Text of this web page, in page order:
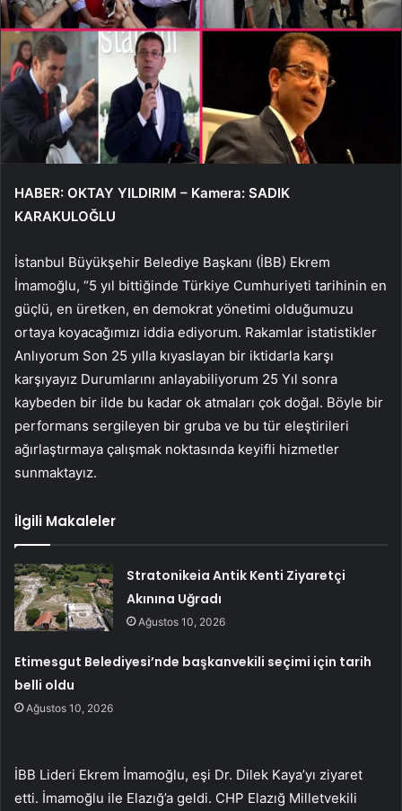
HABER: OKTAY YILDIRIM – Kamera: SADIK
KARAKULOĞLU
İstanbul Büyükşehir Belediye Başkanı (İBB) Ekrem
İmamoğlu, “5 yıl bittiğinde Türkiye Cumhuriyeti tarihinin en
güçlü, en üretken, en demokrat yönetimi olduğumuzu
ortaya koyacağımızı iddia ediyorum. Rakamlar istatistikler
Anlıyorum Son 25 yılla kıyaslayan bir iktidarla karşı
karşıyayız Durumlarını anlayabiliyorum 25 Yıl sonra
kaybeden bir ilde bu kadar ok atmaları çok doğal. Böyle bir
performans sergileyen bir gruba ve bu tür eleştirileri
ağırlaştırmaya çalışmak noktasında keyifli hizmetler
sunmaktayız.
İlgili Makaleler
Stratonikeia Antik Kenti Ziyaretçi
Akınına Uğradı
Ağustos 10, 2026
Etimesgut Belediyesi’nde başkanvekili seçimi için tarih
belli oldu
Ağustos 10, 2026
İBB Lideri Ekrem İmamoğlu, eşi Dr. Dilek Kaya’yı ziyaret
etti. İmamoğlu ile Elazığ’a geldi. CHP Elazığ Milletvekili